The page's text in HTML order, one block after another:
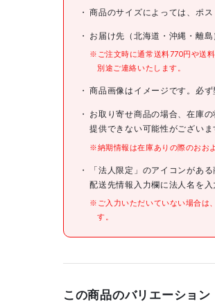
商品のサイズによっては、ポ
お届け先（北海道・沖縄・離
※ご注文時に通常送料770円や送
別途ご連絡いたします。
商品画像はイメージです。必ず
お取り寄せ商品の場合、在庫
提供できない可能性がございま
※納期情報は在庫ありの際のおお
「法人限定」のアイコンがあ
配送先情報入力欄に法人名を入
※ご入力いただいていない場合は
す。
この商品のバリエーション